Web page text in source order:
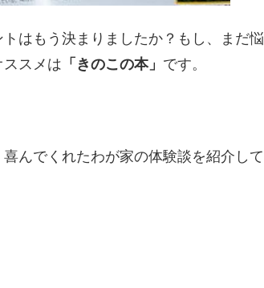
はもう決まりましたか？もし、まだ悩
スメは 「きのこの本」 です。
んでくれたわが家の体験談を紹介して